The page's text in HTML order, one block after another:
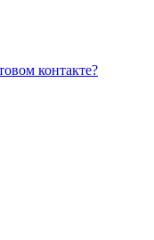
контакте?